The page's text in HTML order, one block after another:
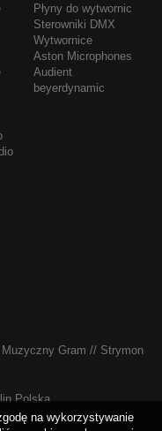
Płyny do wytwornic
Sterowniki DMX
Wytwornice
Aston Microphones
Audient
beyerdynamic
Gram // Strymon
Polska
na wykorzystywanie